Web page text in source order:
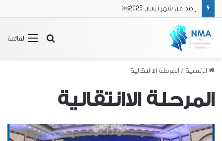
راصد عن شهر نيسان 2025￼
القائمة
بحث
الرئيسية / المرحلة الاانتقالية
المرحلة الاانتقالية